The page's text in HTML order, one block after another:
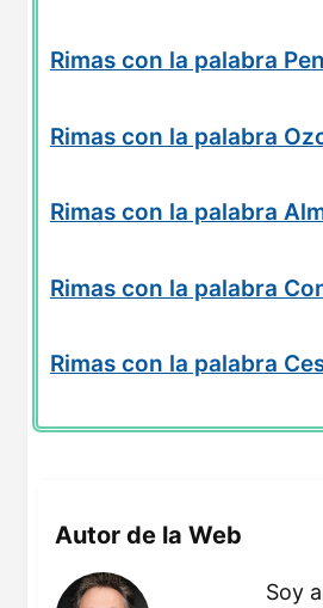
Rimas con la palabra
Rimas con la palabra
Rimas con la palabra
Rimas con la palabra
Rimas con la palabra
Autor de la Web
Soy